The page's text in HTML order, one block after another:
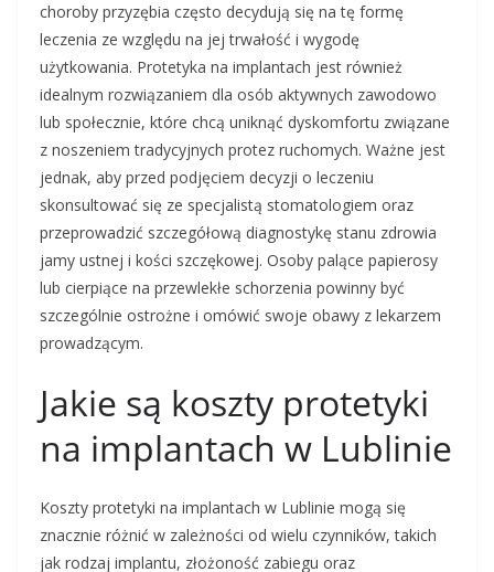
choroby przyzębia często decydują się na tę formę
leczenia ze względu na jej trwałość i wygodę
użytkowania. Protetyka na implantach jest również
idealnym rozwiązaniem dla osób aktywnych zawodowo
lub społecznie, które chcą uniknąć dyskomfortu związane
z noszeniem tradycyjnych protez ruchomych. Ważne jest
jednak, aby przed podjęciem decyzji o leczeniu
skonsultować się ze specjalistą stomatologiem oraz
przeprowadzić szczegółową diagnostykę stanu zdrowia
jamy ustnej i kości szczękowej. Osoby palące papierosy
lub cierpiące na przewlekłe schorzenia powinny być
szczególnie ostrożne i omówić swoje obawy z lekarzem
prowadzącym.
Jakie są koszty protetyki
na implantach w Lublinie
Koszty protetyki na implantach w Lublinie mogą się
znacznie różnić w zależności od wielu czynników, takich
jak rodzaj implantu, złożoność zabiegu oraz